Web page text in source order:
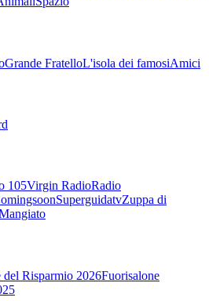
Grande FratelloL'isola dei famosiAmici
105Virgin RadioRadio
SuperguidatvZuppa di
del Risparmio 2026Fuorisalone